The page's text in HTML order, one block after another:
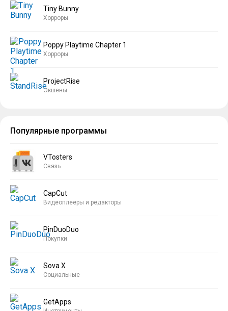
Tiny Bunny
Хорроры
Poppy Playtime Chapter 1
Хорроры
ProjectRise
Экшены
Популярные программы
VTosters
Связь
CapCut
Видеоплееры и редакторы
PinDuoDuo
Покупки
Sova X
Социальные
GetApps